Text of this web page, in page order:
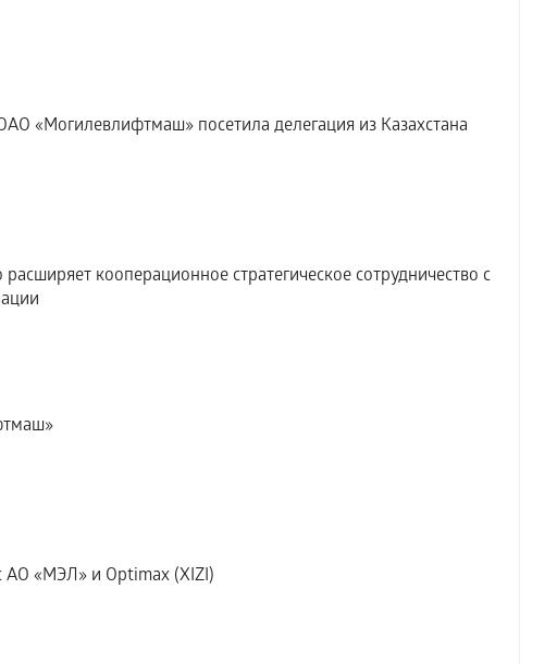
«Могилевлифтмаш» посетила делегация из Казахстана
кооперационное стратегическое сотрудничество с
АО «МЭЛ» и Optimax (XIZI)